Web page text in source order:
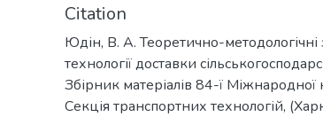
Citation
Юдін, В. А. Теоретично-
технології доставки
Збірник матеріалів 84-ї Міжнародної
Секція транспортних технологій,